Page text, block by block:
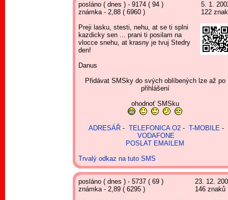
posláno ( dnes ) - 9174 ( 94 )
známka - 2,88 ( 6960 )
5. 1.
122
Preji lasku, stesti, nehu, at se ti splni
kazdicky sen ... prani ti posilam na
vlocce snehu, at krasny je tvuj Stedry
den!
Danus
Přidávat SMSky do svých oblíbených lze až po
přihlášení
ohodnoť SMSku
ADRESÁŘ- TELEFONICA O2- T-MOBILE-
VODAFONE
POSLAT EMAILEM
Trvalý odkaz na tuto SMS
posláno ( dnes ) - 5737 ( 69 )
známka - 2,89 ( 6295 )
23. 12.
146 znaků